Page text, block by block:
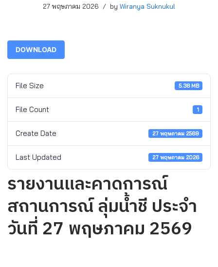
27 พฤษภาคม 2026 by Wiranya Suknukul
DOWNLOAD
File Size 5.38 MB
File Count 1
Create Date 27 พฤษภาคม 2569
Last Updated 27 พฤษภาคม 2026
รายงานและคาดการณ์
สถานการณ์ ลุ่มน้ำชี ประจำ
วันที่ 27 พฤษภาคม 2569